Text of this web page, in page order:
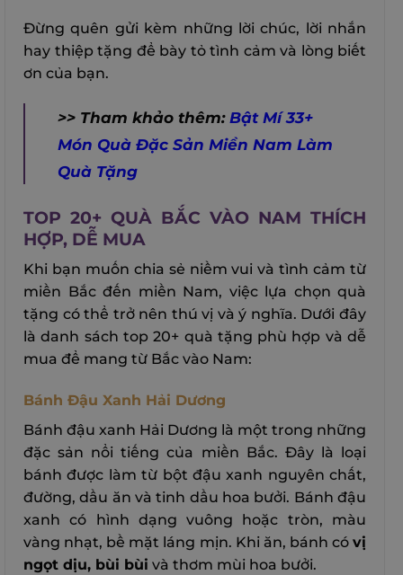
Đừng quên gửi kèm những lời chúc, lời nhắn
hay thiệp tặng để bày tỏ tình cảm và lòng biết
ơn của bạn.
>> Tham khảo thêm:Bật Mí 33+
Món Quà Đặc Sản Miền Nam Làm
Quà Tặng
TOP 20+ QUÀ BẮC VÀO NAM THÍCH
HỢP, DỄ MUA
Khi bạn muốn chia sẻ niềm vui và tình cảm từ
miền Bắc đến miền Nam, việc lựa chọn quà
tặng có thể trở nên thú vị và ý nghĩa. Dưới đây
là danh sách top 20+ quà tặng phù hợp và dễ
mua để mang từ Bắc vào Nam:
Bánh Đậu Xanh Hải Dương
Bánh đậu xanh Hải Dương là một trong những
đặc sản nổi tiếng của miền Bắc. Đây là loại
bánh được làm từ bột đậu xanh nguyên chất,
đường, dầu ăn và tinh dầu hoa bưởi. Bánh đậu
xanh có hình dạng vuông hoặc tròn, màu
vàng nhạt, bề mặt láng mịn. Khi ăn, bánh có vị
ngọt dịu, bùi bùi và thơm mùi hoa bưởi.